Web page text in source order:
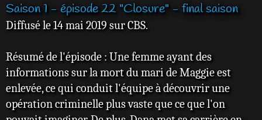
s
s
a
e
Saison 1 - épisode 22 "Closure" - final saison
Diffusé le 14 mai 2019 sur CBS.
Résumé de l'épisode : Une femme ayant des
informations sur la mort du mari de Maggie est
enlevée, ce qui conduit l'équipe à découvrir une
opération criminelle plus vaste que ce que l'on